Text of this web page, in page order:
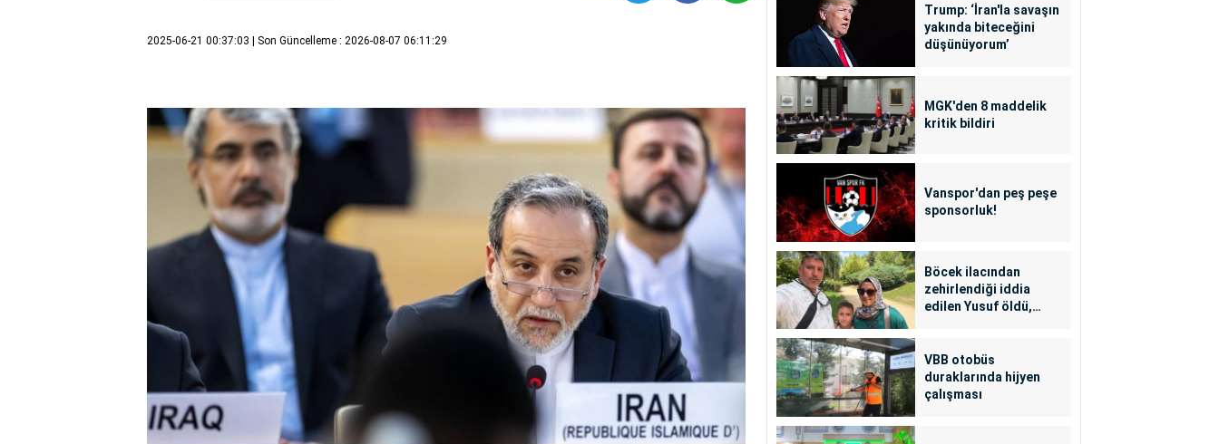
2025-06-21 00:37:03 | Son Güncelleme : 2026-08-07 06:11:29
Trump: ‘İran'la savaşın
yakında biteceğini
düşünüyorum’
MGK'den 8 maddelik
kritik bildiri
Vanspor'dan peş peşe
sponsorluk!
Böcek ilacından
zehirlendiği iddia
edilen Yusuf öldü,
VBB otobüs
duraklarında hijyen
çalışması